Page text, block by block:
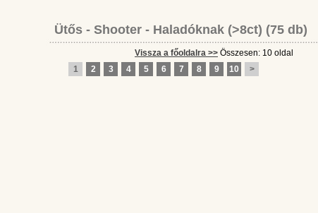
Ütős - Shooter - Haladóknak (>8ct) (75 db)
Vissza a főoldalra >> Összesen: 10 oldal
1
2 3 4 5 6 7 8 9 10 >